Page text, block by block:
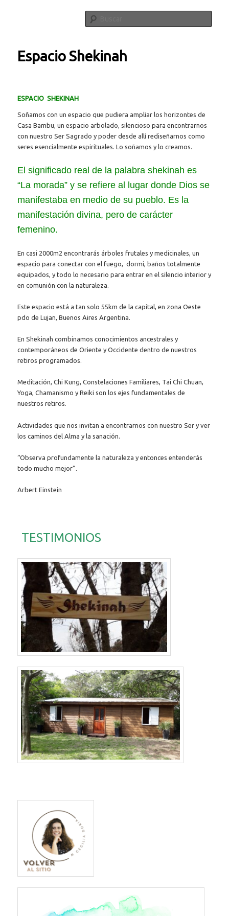
Espacio Shekinah
ESPACIO SHEKINAH
Soñamos con un espacio que pudiera ampliar los horizontes de
Casa Bambu, un espacio arbolado, silencioso para encontrarnos
con nuestro Ser Sagrado y poder desde allí rediseñarnos como
seres esencialmente espirituales. Lo soñamos y lo creamos.
El significado real de la palabra shekinah es
“La morada” y se refiere al lugar donde Dios se
manifestaba en medio de su pueblo. Es la
manifestación divina, pero de carácter
femenino.
En casi 2000m2 encontrarás árboles frutales y medicinales, un
espacio para conectar con el fuego, dormi, baños totalmente
equipados, y todo lo necesario para entrar en el silencio interior y
en comunión con la naturaleza.
Este espacio está a tan solo 55km de la capital, en zona Oeste
pdo de Lujan, Buenos Aires Argentina.
En Shekinah combinamos conocimientos ancestrales y
contemporáneos de Oriente y Occidente dentro de nuestros
retiros programados.
Meditación, Chi Kung, Constelaciones Familiares, Tai Chi Chuan,
Yoga, Chamanismo y Reiki son los ejes fundamentales de
nuestros retiros.
Actividades que nos invitan a encontrarnos con nuestro Ser y ver
los caminos del Alma y la sanación.
“Observa profundamente la naturaleza y entonces entenderás
todo mucho mejor”.
Arbert Einstein
TESTIMONIOS